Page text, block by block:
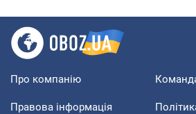
Про компанію
Правова інформація